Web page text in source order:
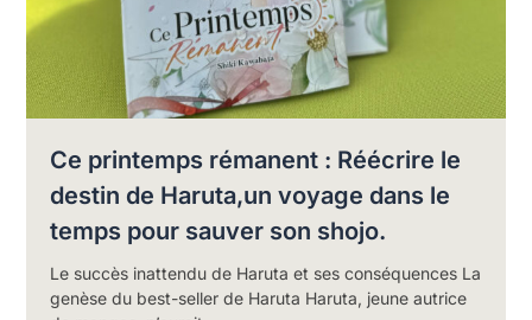
Ce printemps rémanent : Réécrire le
destin de Haruta,un voyage dans le
temps pour sauver son shojo.
Le succès inattendu de Haruta et ses conséquences La
genèse du best-seller de Haruta Haruta, jeune autrice